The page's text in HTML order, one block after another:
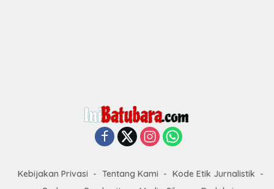
Kebijakan Privasi Tentang Kami
Kode Etik Jurnalistik